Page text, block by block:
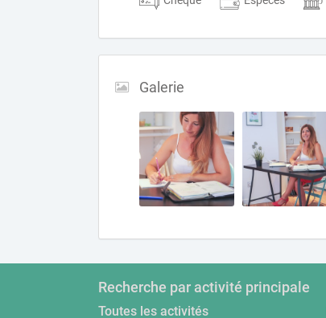
Galerie
Recherche par activité principale
Toutes les activités